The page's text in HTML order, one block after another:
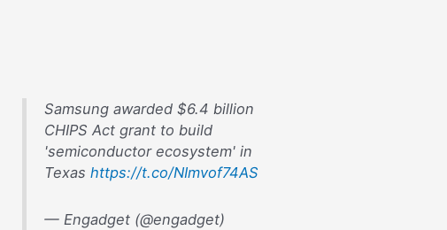
Samsung awarded $6.4 billion
CHIPS Act grant to build
'semiconductor ecosystem' in
Texashttps://t.co/NImvof74AS
— Engadget (@engadget)